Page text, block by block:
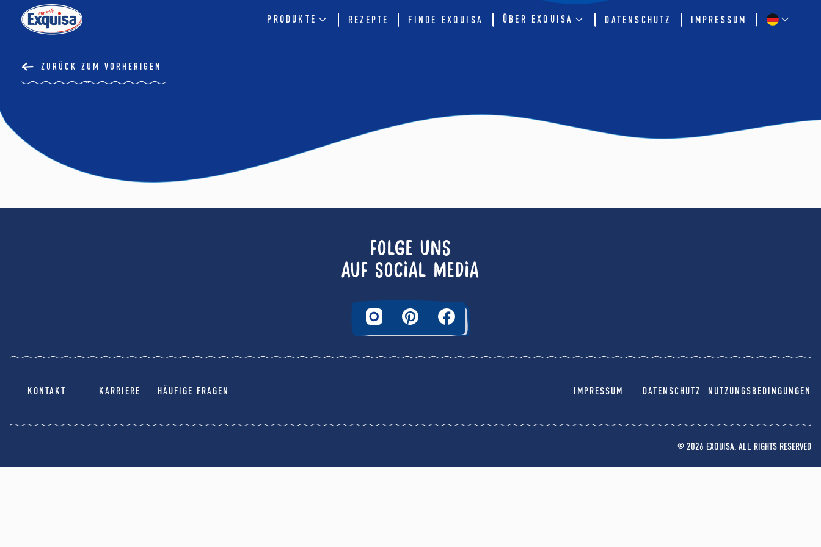
PRODUKTE REZEPTE FINDE EXQUISA ÜBER EXQUISA DATENSCHUTZ IMPRESSUM
ZURÜCK ZUM VORHERIGEN
FOLGE UNS
AUF SOCIAL MEDIA
KONTAKT KARRIERE HÄUFIGE FRAGEN IMPRESSUM DATENSCHUTZ NUTZUNGSBEDINGUNGEN
© 2026 EXQUISA. ALL RIGHTS RESERVED